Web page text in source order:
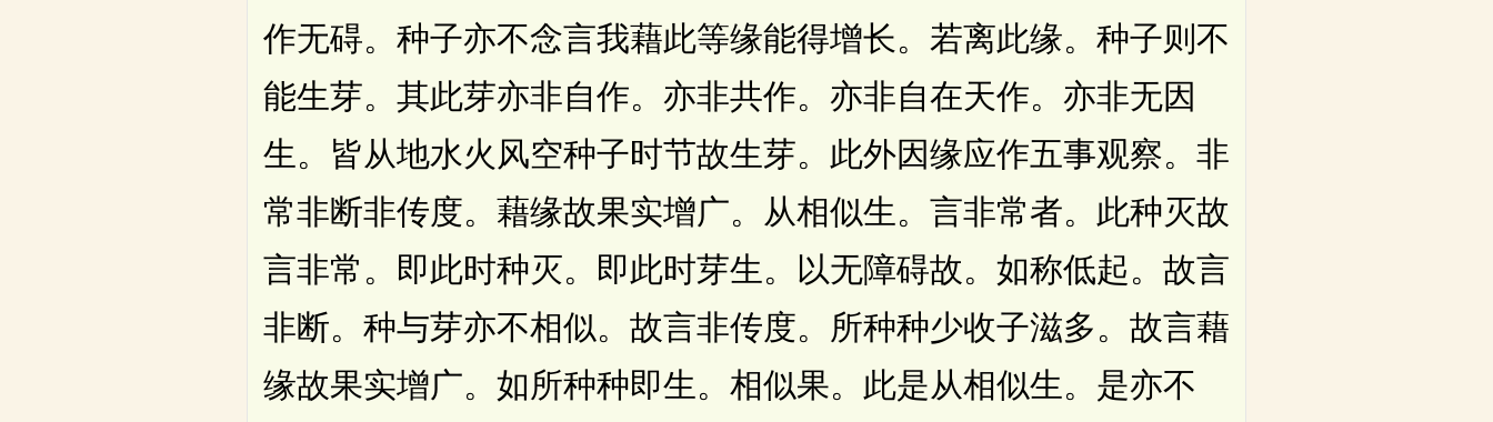
作无碍。种子亦不念言我藉此等缘能得增长。若离此缘。种子则不
能生芽。其此芽亦非自作。亦非共作。亦非自在天作。亦非无因
生。皆从地水火风空种子时节故生芽。此外因缘应作五事观察。非
常非断非传度。藉缘故果实增广。从相似生。言非常者。此种灭故
言非常。即此时种灭。即此时芽生。以无障碍故。如称低起。故言
非断。种与芽亦不相似。故言非传度。所种种少收子滋多。故言藉
缘故果实增广。如所种种即生。相似果。此是从相似生。是亦不